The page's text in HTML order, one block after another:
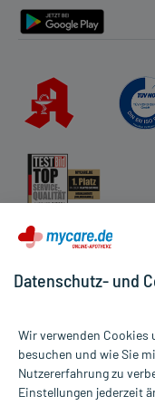
Alle Preise gelten inkl.
Informationen auf
Datenschutz- und
Wir verwenden Cookies
besuchen und wie Sie
Nutzererfahrung zu
Einstellungen jederzeit